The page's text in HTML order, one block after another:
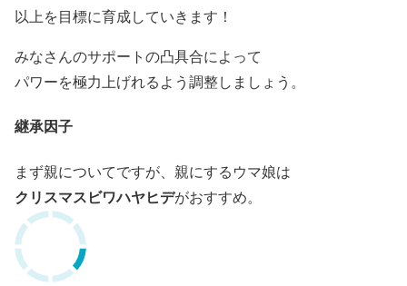
以上を目標に育成していきます！
みなさんのサポートの凸具合によって
パワーを極力上げれるよう調整しましょう。
継承因子
まず親についてですが、親にするウマ娘は
クリスマスビワハヤヒデがおすすめ。